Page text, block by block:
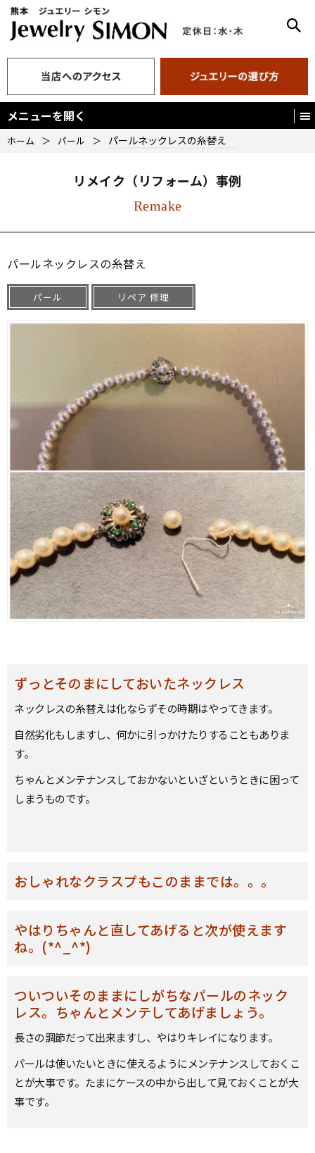
メニューを開く
ホーム ＞ パール ＞ パールネックレスの糸替え
リメイク（リフォーム）事例
Remake
パールネックレスの糸替え
パール リペア 修理
ずっとそのまにしておいたネックレス
ネックレスの糸替えは化ならずその時期はやってきます。
自然劣化もしますし、何かに引っかけたりすることもありま
す。
ちゃんとメンテナンスしておかないといざというときに困って
しまうものです。
おしゃれなクラスプもこのままでは。。。
やはりちゃんと直してあげると次が使えます
ね。(*^_^*)
ついついそのままにしがちなパールのネック
レス。ちゃんとメンテしてあげましょう。
長さの調節だって出来ますし、やはりキレイになります。
パールは使いたいときに使えるようにメンテナンスしておくこ
とが大事です。たまにケースの中から出して見ておくことが大
事です。